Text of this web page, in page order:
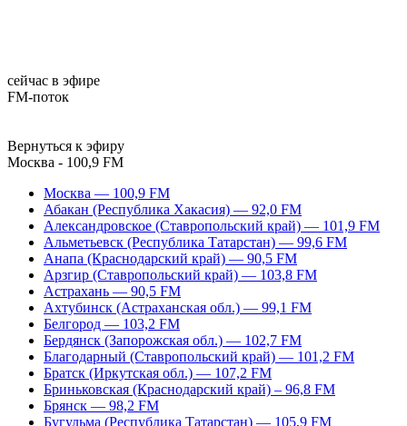
сейчас в эфире
FM-поток
Вернуться к эфиру
Москва - 100,9 FM
Москва — 100,9 FM
Абакан (Республика Хакасия) — 92,0 FM
Александровское (Ставропольский край) — 101,9 FM
Альметьевск (Республика Татарстан) — 99,6 FM
Анапа (Краснодарский край) — 90,5 FM
Арзгир (Ставропольский край) — 103,8 FM
Астрахань — 90,5 FM
Ахтубинск (Астраханская обл.) — 99,1 FM
Белгород — 103,2 FM
Бердянск (Запорожская обл.) — 102,7 FM
Благодарный (Ставропольский край) — 101,2 FM
Братск (Иркутская обл.) — 107,2 FM
Бриньковская (Краснодарский край) – 96,8 FM
Брянск — 98,2 FM
Бугульма (Республика Татарстан) — 105,9 FM